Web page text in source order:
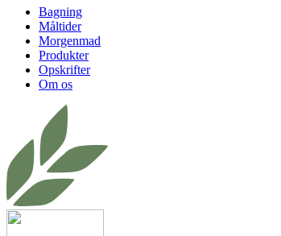
Bagning
Måltider
Morgenmad
Produkter
Opskrifter
Om os